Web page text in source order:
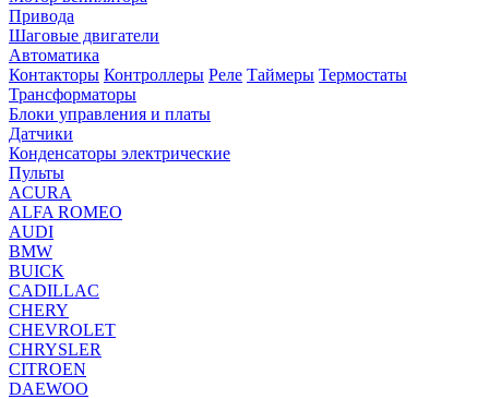
Привода
Шаговые двигатели
Автоматика
Контакторы Контроллеры Реле Таймеры Термостаты
Трансформаторы
Блоки управления и платы
Датчики
Конденсаторы электрические
Пульты
ACURA
ALFA ROMEO
AUDI
BMW
BUICK
CADILLAC
CHERY
CHEVROLET
CHRYSLER
CITROEN
DAEWOO